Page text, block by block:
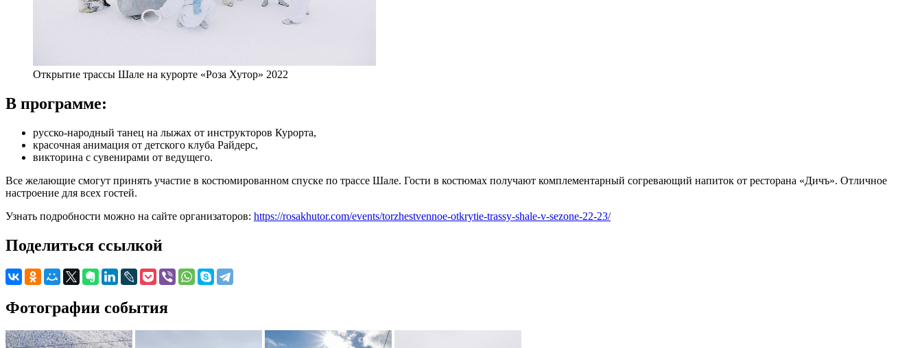
Открытие трассы Шале на курорте «Роза Хутор» 2022
В программе:
русско-народный танец на лыжах от инструкторов Курорта,
красочная анимация от детского клуба Райдерс,
викторина с сувенирами от ведущего.
Все желающие смогут принять участие в костюмированном спуске по трассе Шале. Гости в костюмах получают комплементарный согревающий напиток от ресторана «Дичъ». Отличное
настроение для всех гостей.
Узнать подробности можно на сайте организаторов: https://rosakhutor.com/events/torzhestvennoe-otkrytie-trassy-shale-v-sezone-22-23/
Поделиться ссылкой
Фотографии события